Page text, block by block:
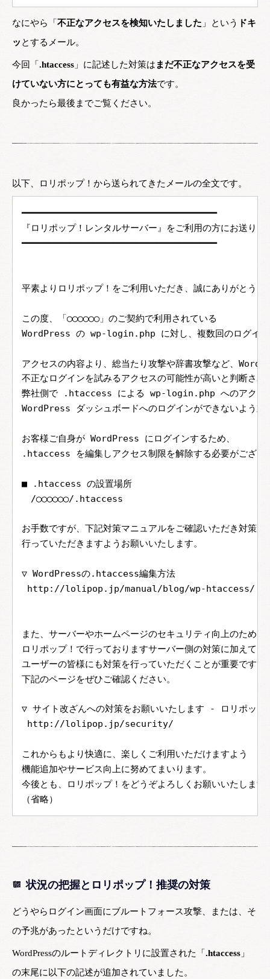
なにやら「 不正なアクセスを検知いたしました 」という
ドキ
ッ とするメール。
今回「 .htaccess 」に記述した対策は まだ不正なアクセスを受
けていない方にとっても有益な方法です。
良かったら最後までご覧ください。
以下、ロリポップ！から送られてきたメールの全文です。
━━━━━━━━━━━━━━━━━━━━━━━━━━━━━━━━━━━━
『ロリポップ！レンタルサーバー』をご利用の方にお送りし
━━━━━━━━━━━━━━━━━━━━━━━━━━━━━━━━━━━━
平素よりロリポップ！をご利用いただき、誠にありがとうご
この度、「◯◯◯◯◯◯」のご契約で利用されている
WordPress の wp-login.php に対し、複数回のログイン
アクセスの内容より、総当たり攻撃や辞書攻撃など、
不正なログインを試みるアクセスの可能性が高いと判断され
弊社側で .htaccess による wp-login.php へのアクセ
WordPress ダッシュボードへのログインができないよう対
お客様ご自身が WordPress にログインするため、
.htaccess を編集しアクセス制限を解除する必要がござい
■ .htaccess の設置場所
/◯◯◯◯◯◯/.htaccess
お手数ですが、下記対策マニュアルをご確認いただき対策を
行っていただきますようお願いいたします。
▽ WordPressの.htaccess編集方法
http://lolipop.jp/manual/blog/wp-htaccess/
また、サーバーやホームページのセキュリティ向上のために
ロリポップ！で行っておりますサーバー側の対策に加えて、
ユーザーの皆様にも対策を行っていただくことが重要です。
下記のページをぜひご確認ください。
▽ サイト改ざんへの対策をお願いいたします - ロリポップ
http://lolipop.jp/security/
これからもより快適に、楽しくご利用いただけますよう
機能追加やサービス向上に努めてまいります。
今後とも、ロリポップ！をどうぞよろしくお願いいたします
（省略）
状況の把握とロリポップ！推奨の対策
どうやらログイン画面にブルートフォース攻撃、または、そ
の予兆があったというだけですね。
WordPressのルートディレクトリに設置された「 .htaccess 」
の末尾に以下の記述が追加されていました。